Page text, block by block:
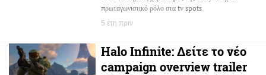
πρωταγωνιστικό ρόλο στα tv spots
5 έτη πριν
Halo Infinite: Δείτε το νέο
campaign overview trailer